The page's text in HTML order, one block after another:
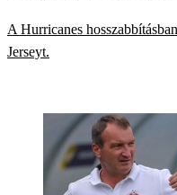
A Hurricanes
Jerseyt.